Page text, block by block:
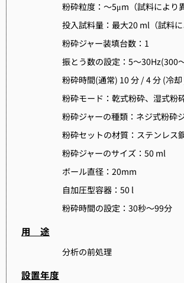
粉砕粒度：～5μm （試料により
投入試料量：最大20 ml （試料
粉砕ジャー装填台数： 1
振とう数の設定： 5～30Hz(300
粉砕時間(通常) 10分 / 4分 (冷却
粉砕モード：乾式粉砕、湿式粉
粉砕ジャーの種類：ネジ式粉砕
粉砕セットの材質：ステンレス
粉砕ジャーのサイズ： 50 ml
ボール直径：20mm
自加圧型容器： 50 l
粉砕時間の設定： 30秒～99分
用 途
分析の前処理
設置年度